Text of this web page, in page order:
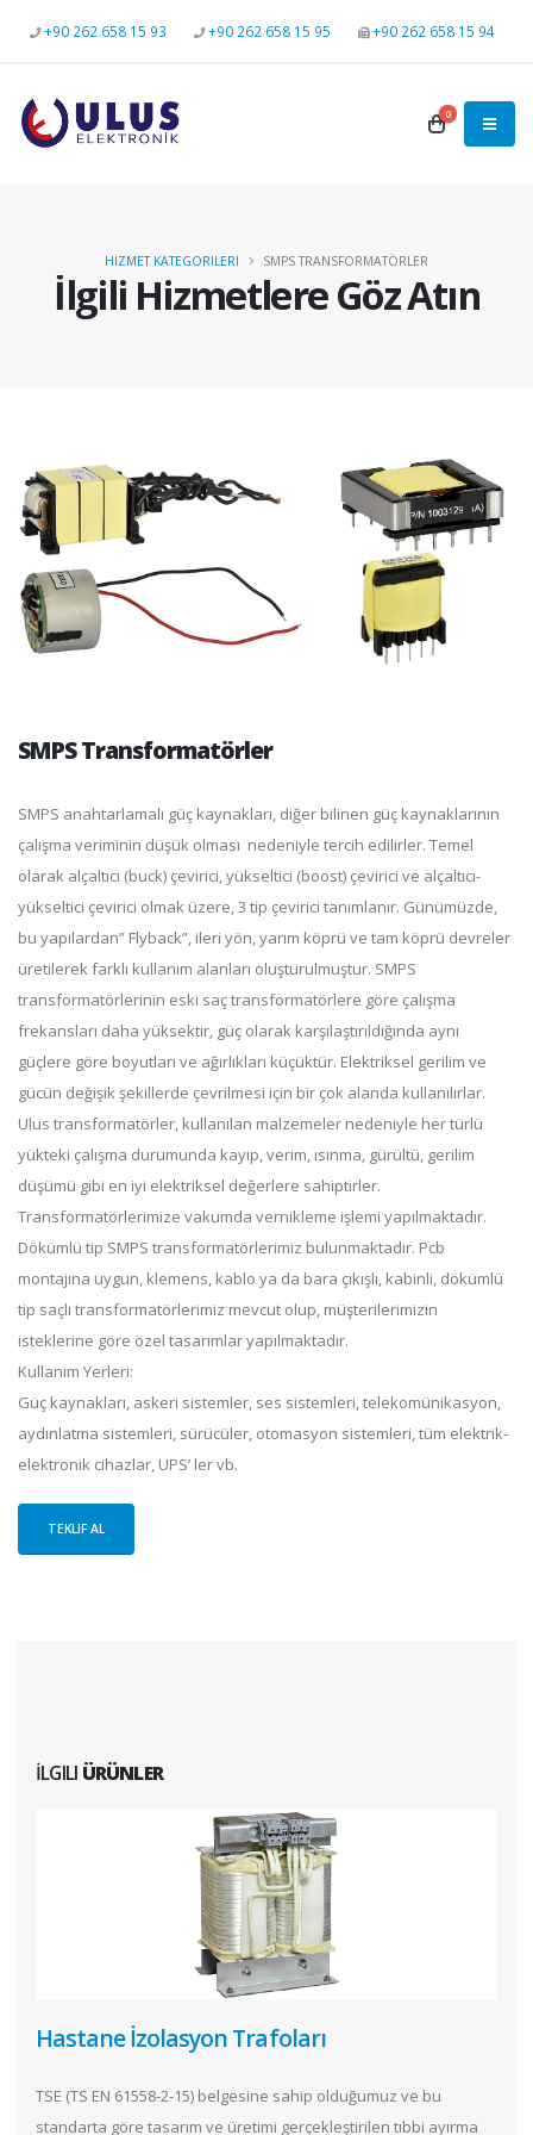
+90 262 658 15 93 +90 262 658 15 95 +90 262 658 15 94
0
İlgili Hizmetlere Göz Atın
HIZMET KATEGORILERI SMPS TRANSFORMATÖRLER
SMPS Transformatörler
SMPS anahtarlamalı güç kaynakları, diğer bilinen güç kaynaklarının
çalışma veriminin düşük olması nedeniyle tercih edilirler. Temel
olarak alçaltıcı (buck) çevirici, yükseltici (boost) çevirici ve alçaltıcı-
yükseltici çevirici olmak üzere, 3 tip çevirici tanımlanır. Günümüzde,
bu yapılardan” Flyback”, ileri yön, yarım köprü ve tam köprü devreler
üretilerek farklı kullanım alanları oluşturulmuştur. SMPS
transformatörlerinin eski saç transformatörlere göre çalışma
frekansları daha yüksektir, güç olarak karşılaştırıldığında aynı
güçlere göre boyutları ve ağırlıkları küçüktür. Elektriksel gerilim ve
gücün değişik şekillerde çevrilmesi için bir çok alanda kullanılırlar.
Ulus transformatörler, kullanılan malzemeler nedeniyle her türlü
yükteki çalışma durumunda kayıp, verim, ısınma, gürültü, gerilim
düşümü gibi en iyi elektriksel değerlere sahiptirler.
Transformatörlerimize vakumda vernikleme işlemi yapılmaktadır.
Dökümlü tip SMPS transformatörlerimiz bulunmaktadır. Pcb
montajına uygun, klemens, kablo ya da bara çıkışlı, kabinli, dökümlü
tip saçlı transformatörlerimiz mevcut olup, müşterilerimizin
isteklerine göre özel tasarımlar yapılmaktadır.
Kullanım Yerleri:
Güç kaynakları, askeri sistemler, ses sistemleri, telekomünikasyon,
aydınlatma sistemleri, sürücüler, otomasyon sistemleri, tüm elektrik-
elektronik cihazlar, UPS’ ler vb.
TEKLIF AL
İLGILI ÜRÜNLER
Hastane İzolasyon Trafoları
TSE (TS EN 61558-2-15) belgesine sahip olduğumuz ve bu
standarta göre tasarım ve üretimi gerçekleştirilen tıbbi ayırma